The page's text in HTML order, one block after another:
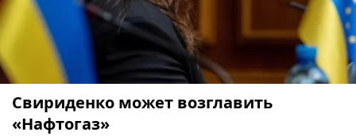
Свириденко может возглавить
«Нафтогаз»